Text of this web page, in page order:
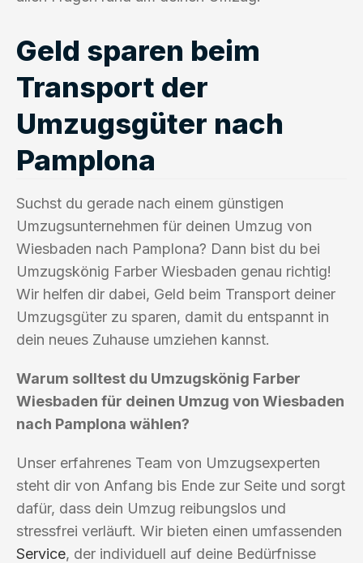
Geld sparen beim
Transport der
Umzugsgüter nach
Pamplona
Suchst du gerade nach einem günstigen
Umzugsunternehmen für deinen Umzug von
Wiesbaden nach Pamplona? Dann bist du bei
Umzugskönig Farber Wiesbaden genau richtig!
Wir helfen dir dabei, Geld beim Transport deiner
Umzugsgüter zu sparen, damit du entspannt in
dein neues Zuhause umziehen kannst.
Warum solltest du Umzugskönig Farber
Wiesbaden für deinen Umzug von Wiesbaden
nach Pamplona wählen?
Unser erfahrenes Team von Umzugsexperten
steht dir von Anfang bis Ende zur Seite und sorgt
dafür, dass dein Umzug reibungslos und
stressfrei verläuft. Wir bieten einen umfassenden
Service, der individuell auf deine Bedürfnisse